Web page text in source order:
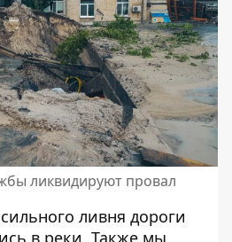
ликвидируют провал
ливня дороги
в реки . Также мы